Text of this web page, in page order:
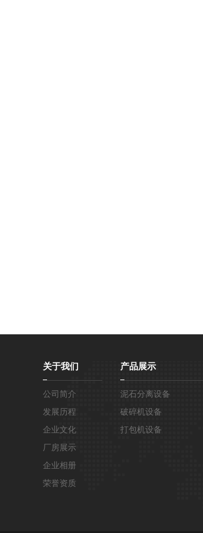
关于我们
公司简介
发展历程
企业文化
厂房展示
企业相册
荣誉资质
产品展示
泥石分离设备
破碎机设备
打包机设备